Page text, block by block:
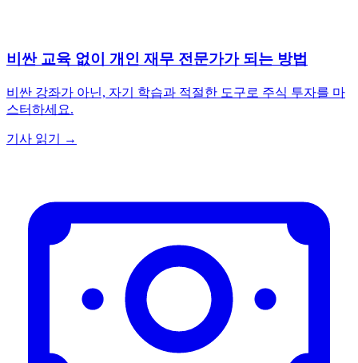
비싼 교육 없이 개인 재무 전문가가 되는 방법
비싼 강좌가 아닌, 자기 학습과 적절한 도구로 주식 투자를 마
스터하세요.
기사 읽기 →